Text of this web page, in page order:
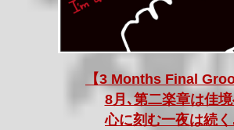
【3 Months Final
8月､第二楽章は佳
心に刻む一夜は続